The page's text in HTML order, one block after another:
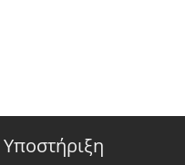
Υποστήριξη